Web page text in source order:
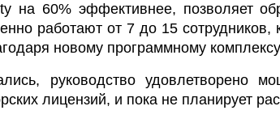
на 60% эффективнее, позволяет
работают от 7 до 15 сотрудников,
новому программному
руководство удовлетворено
лицензий, и пока не планирует